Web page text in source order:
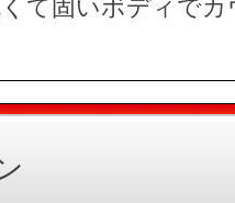
て固いボディで